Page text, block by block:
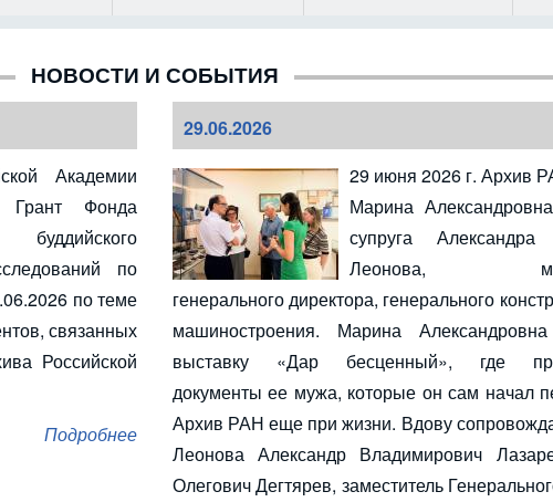
НОВОСТИ И СОБЫТИЯ
Академии
Грант Фонда
по
по теме
связанных
Российской
Подробнее
29.06.2026
29 июня 2026 г. Архив
Марина
супруга Александра
Леонова,
генерального директора, генерального
машиностроения. Марина
выставку «Дар бесценный», где
документы ее мужа, которые он сам начал
Архив РАН еще при жизни. Вдову
Леонова Александр Владимирович
Олегович Дегтярев, заместитель